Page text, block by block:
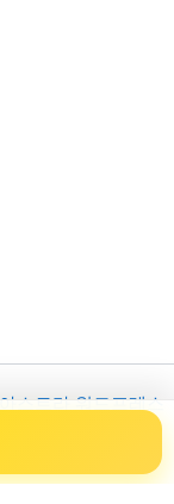
아스트라 워드프레스